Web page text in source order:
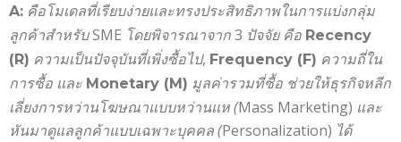
A: คือโมเดลที่เรียบง่ายและทรงประสิทธิภาพในการแบ่งกลุ่ม
ลูกค้าสำหรับSME โดยพิจารณาจาก3 ปัจจัย คือ Recency
(R) ความเป็นปัจจุบันที่เพิ่งซื้อไป, Frequency (F) ความถี่ใน
การซื้อ และ Monetary (M) มูลค่ารวมที่ซื้อ ช่วยให้ธุรกิจหลีก
เลี่ยงการหว่านโฆษณาแบบหว่านแห (Mass Marketing) และ
หันมาดูแลลูกค้าแบบเฉพาะบุคคล (Personalization) ได้